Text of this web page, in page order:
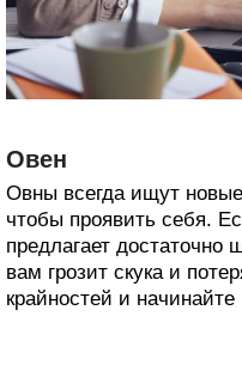
Овен
Овны всегда ищут
чтобы проявить себя.
предлагает достаточно
вам грозит скука и
крайностей и